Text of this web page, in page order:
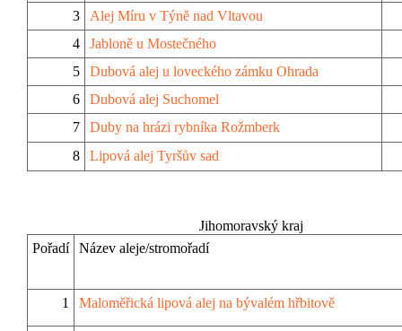
3
Alej Míru v Týně nad Vltavou
4
Jabloně u Mostečného
5
Dubová alej u loveckého zámku Ohrada
6
Dubová alej Suchomel
7
Duby na hrázi rybníka Rožmberk
8
Lipová alej Tyršův sad
Jihomoravský kraj
Pořadí
Název aleje/stromořadí
1 Maloměřická lipová alej na bývalém hřbitově